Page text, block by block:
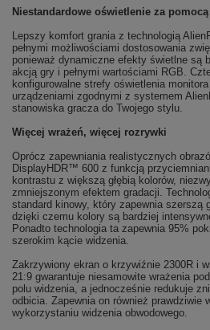
Niestandardowe oświetlenie za
Lepszy komfort grania z technologią
pełnymi możliwościami dostosowania
ponieważ dynamiczne efekty świetlne są
akcją gry i pełnymi wartościami RGB.
konfigurowalne strefy oświetlenia
urządzeniami zgodnymi z systemem
stanowiska gracza do Twojego stylu.
Więcej wrażeń, więcej rozrywki
Oprócz zapewniania realistycznych
DisplayHDR™ 600 z funkcją
kontrastu z większą głębią kolorów,
zmniejszonym efektem gradacji.
standard kinowy, który zapewnia szerszą
dzięki czemu kolory są bardziej
Ponadto technologia ta zapewnia 95%
szerokim kącie widzenia.
Zakrzywiony ekran o krzywiźnie 2300R i
21:9 gwarantuje niesamowite wrażenia
polu widzenia, a jednocześnie redukuje
odbicia. Zapewnia on również prawdziwie
wykorzystaniu widzenia obwodowego.